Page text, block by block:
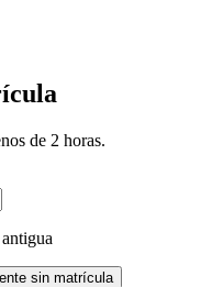
de 2 horas.
sin matrícula